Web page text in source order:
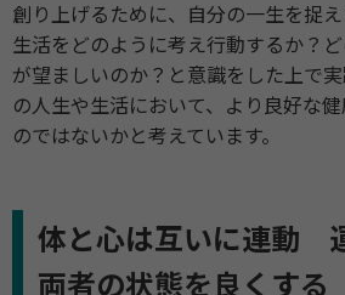
創り上げるために、自分の一生を捉
生活をどのように考え行動するか？
が望ましいのか？と意識をした上で
の人生や生活において、より良好な
のではないかと考えています。
体と心は互いに連動
両者の状態を良くする